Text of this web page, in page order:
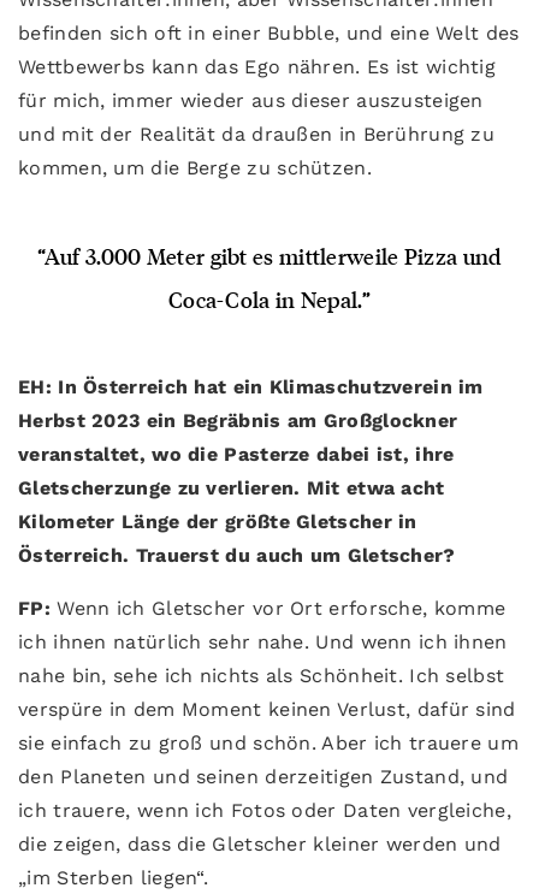
befinden sich oft in einer Bubble, und eine Welt des
Wettbewerbs kann das Ego nähren. Es ist wichtig
für mich, immer wieder aus dieser auszusteigen
und mit der Realität da draußen in Berührung zu
kommen, um die Berge zu schützen.
“Auf 3.000 Meter gibt es mittlerweile Pizza und
Coca-Cola in Nepal.”
EH: In Österreich hat ein Klimaschutzverein im
Herbst 2023 ein Begräbnis am Großglockner
veranstaltet, wo die Pasterze dabei ist, ihre
Gletscherzunge zu verlieren. Mit etwa acht
Kilometer Länge der größte Gletscher in
Österreich. Trauerst du auch um Gletscher?
FP:Wenn ich Gletscher vor Ort erforsche, komme
ich ihnen natürlich sehr nahe. Und wenn ich ihnen
nahe bin, sehe ich nichts als Schönheit. Ich selbst
verspüre in dem Moment keinen Verlust, dafür sind
sie einfach zu groß und schön. Aber ich trauere um
den Planeten und seinen derzeitigen Zustand, und
ich trauere, wenn ich Fotos oder Daten vergleiche,
die zeigen, dass die Gletscher kleiner werden und
„im Sterben liegen“.